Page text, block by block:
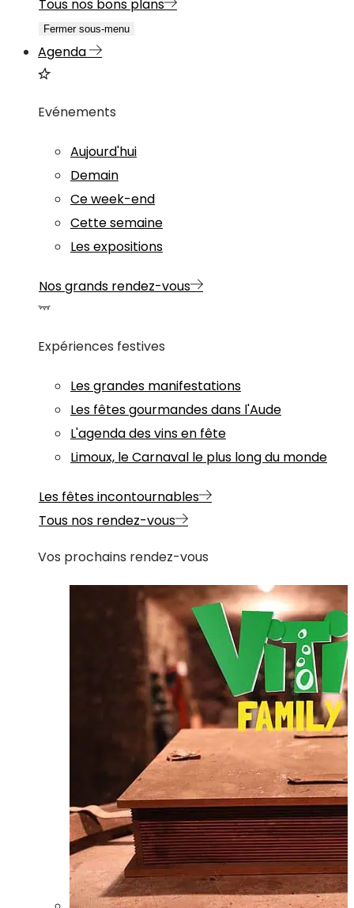
Tous nos bons plans
Fermer sous-menu
Agenda
Evénements
Aujourd'hui
Demain
Ce week-end
Cette semaine
Les expositions
Nos grands rendez-vous
Expériences festives
Les grandes manifestations
Les fêtes gourmandes dans l'Aude
L'agenda des vins en fête
Limoux, le Carnaval le plus long du monde
Les fêtes incontournables
Tous nos rendez-vous
Vos prochains rendez-vous